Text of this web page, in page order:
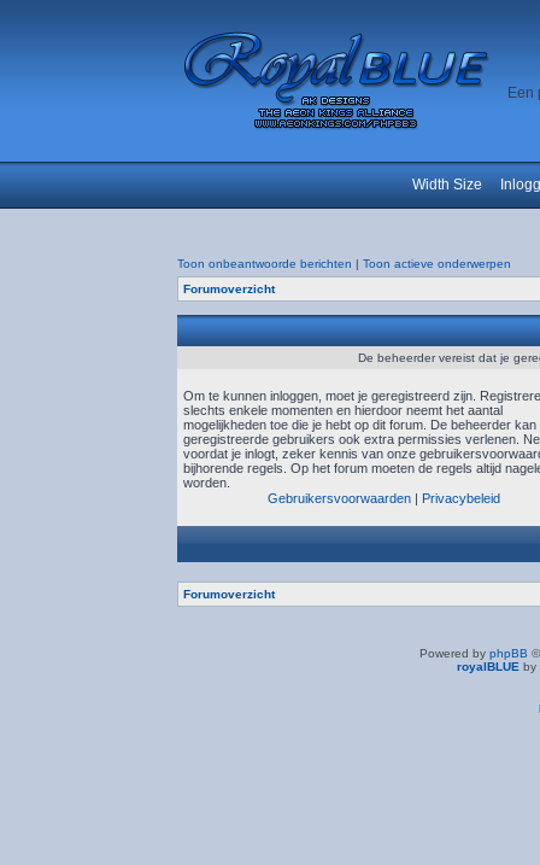
Een
Width Size
Toon onbeantwoorde berichten | Toon actieve onderwerpen
Forumoverzicht
De beheerder vereist dat je
Om te kunnen inloggen, moet je geregistreerd zijn.
slechts enkele momenten en hierdoor neemt het aantal
mogelijkheden toe die je hebt op dit forum. De beheerder kan
geregistreerde gebruikers ook extra permissies verlenen.
voordat je inlogt, zeker kennis van onze
bijhorende regels. Op het forum moeten de regels altijd
worden.
Gebruikersvoorwaarden | Privacybeleid
Forumoverzicht
Powered by phpBB
royalBLUE by